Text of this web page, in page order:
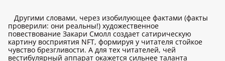
Другими словами, через изобилующее фактами (факты
проверили: они реальны!) художественное
повествование Закари Смолл создает сатирическую
картину восприятия NFT, формируя у читателя стойкое
чувство брезгливости. А для тех читателей, чей
вестибулярный аппарат окажется сильнее таланта